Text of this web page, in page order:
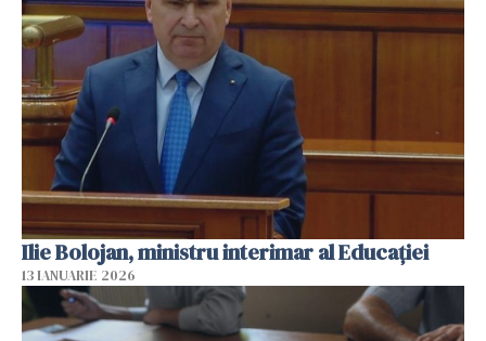
Ilie Bolojan, ministru interimar al Educaţiei
13 IANUARIE 2026